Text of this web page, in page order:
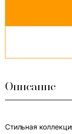
Описание
Стильная